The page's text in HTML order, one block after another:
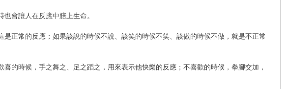
會讓人在反應中賠上生命。
常的反應；如果該說的時候不說、該笑的時候不笑、該做的時候不做，就是不正常
時候，手之舞之、足之蹈之，用來表示他快樂的反應；不喜歡的時候，拳腳交加，